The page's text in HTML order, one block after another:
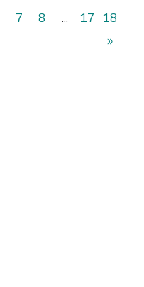
7 8 ... 17
18
»